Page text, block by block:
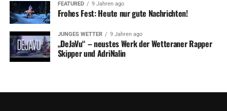
FEATURED 9 Jahren ago
Frohes Fest: Heute nur gute Nachrichten!
JUNGES WETTER 9 Jahren ago
„DeJaVu“ – neustes Werk der Wetteraner Rapper
Skipper und AdriNalin